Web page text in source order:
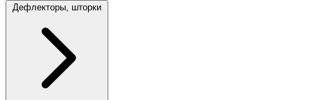
Дефлекторы, шторки